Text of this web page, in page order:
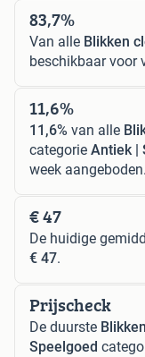
83,7%
Van alle Blikken
beschikbaar voor
11,6%
11,6% van alle
categorie Antiek |
week aangeboden.
€ 47
De huidige
€ 47.
Prijscheck
De duurste
Speelgoed